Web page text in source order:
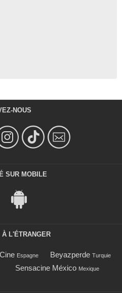
NOUS
SUR MOBILE
L'ÉTRANGER
Espagne Beyazperde Turquie
Sensacine México Mexique